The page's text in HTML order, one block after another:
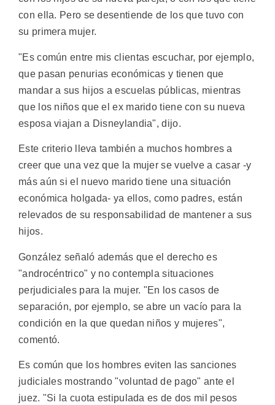
con ella. Pero se desentiende de los que tuvo con
su primera mujer.
"Es común entre mis clientas escuchar, por ejemplo,
que pasan penurias económicas y tienen que
mandar a sus hijos a escuelas públicas, mientras
que los niños que el ex marido tiene con su nueva
esposa viajan a Disneylandia", dijo.
Este criterio lleva también a muchos hombres a
creer que una vez que la mujer se vuelve a casar -y
más aún si el nuevo marido tiene una situación
económica holgada- ya ellos, como padres, están
relevados de su responsabilidad de mantener a sus
hijos.
González señaló además que el derecho es
"androcéntrico" y no contempla situaciones
perjudiciales para la mujer. "En los casos de
separación, por ejemplo, se abre un vacío para la
condición en la que quedan niños y mujeres",
comentó.
Es común que los hombres eviten las sanciones
judiciales mostrando "voluntad de pago" ante el
juez. "Si la cuota estipulada es de dos mil pesos